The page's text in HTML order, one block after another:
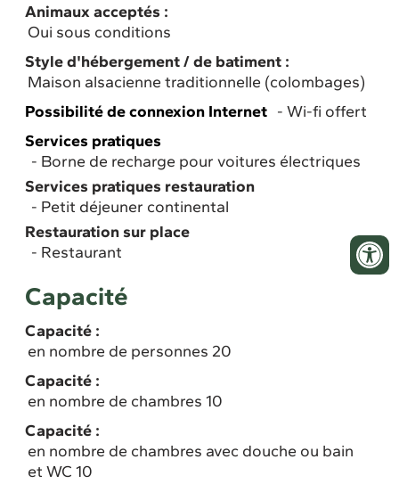
Animaux acceptés :
Oui sous conditions
Style d'hébergement / de batiment :
Maison alsacienne traditionnelle (colombages)
Possibilité de connexion Internet
Wi-fi offert
Services pratiques
Borne de recharge pour voitures électriques
Services pratiques restauration
Petit déjeuner continental
Restauration sur place
Restaurant
Capacité
Capacité :
en nombre de personnes 20
Capacité :
en nombre de chambres 10
Capacité :
en nombre de chambres avec douche ou bain
et WC 10